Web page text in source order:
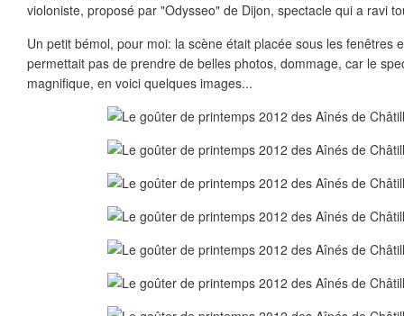
violoniste, proposé par "Odysseo" de Dijon, spectacle qui a ravi
Un petit bémol, pour moi: la scène était placée sous les fenêtres
permettait pas de prendre de belles photos, dommage, car le
magnifique, en voici quelques images...